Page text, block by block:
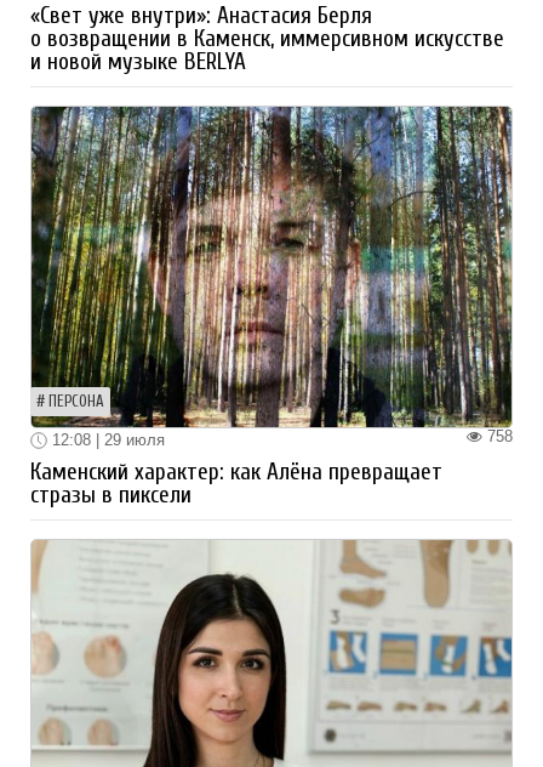
«Свет уже внутри»: Анастасия Берля
о возвращении в Каменск, иммерсивном искусстве
и новой музыке BERLYA
ПЕРСОНА
758
12:08 | 29 июля
Каменский характер: как Алёна превращает
стразы в пиксели